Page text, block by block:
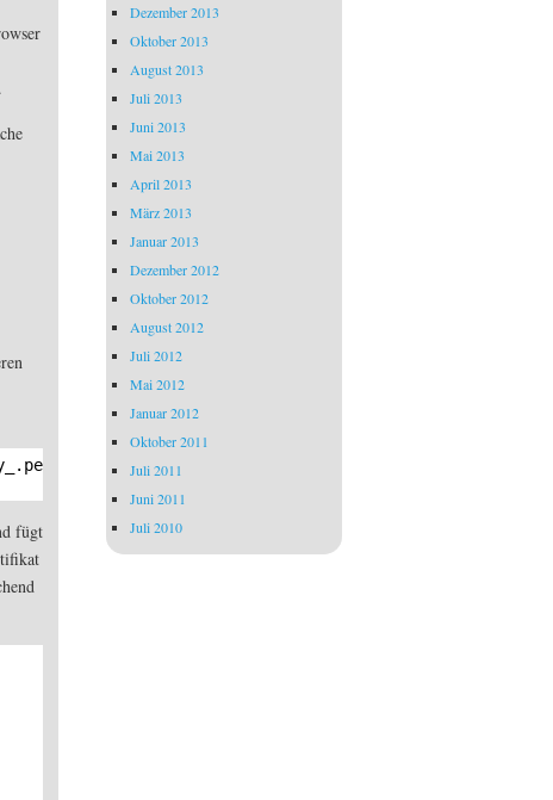
-out s0me0ne.de.csr.pem
fügt
Dezember 2013
Oktober 2013
August 2013
Juli 2013
Juni 2013
Mai 2013
April 2013
März 2013
Januar 2013
Dezember 2012
Oktober 2012
August 2012
Juli 2012
Mai 2012
Januar 2012
Oktober 2011
Juli 2011
Juni 2011
Juli 2010